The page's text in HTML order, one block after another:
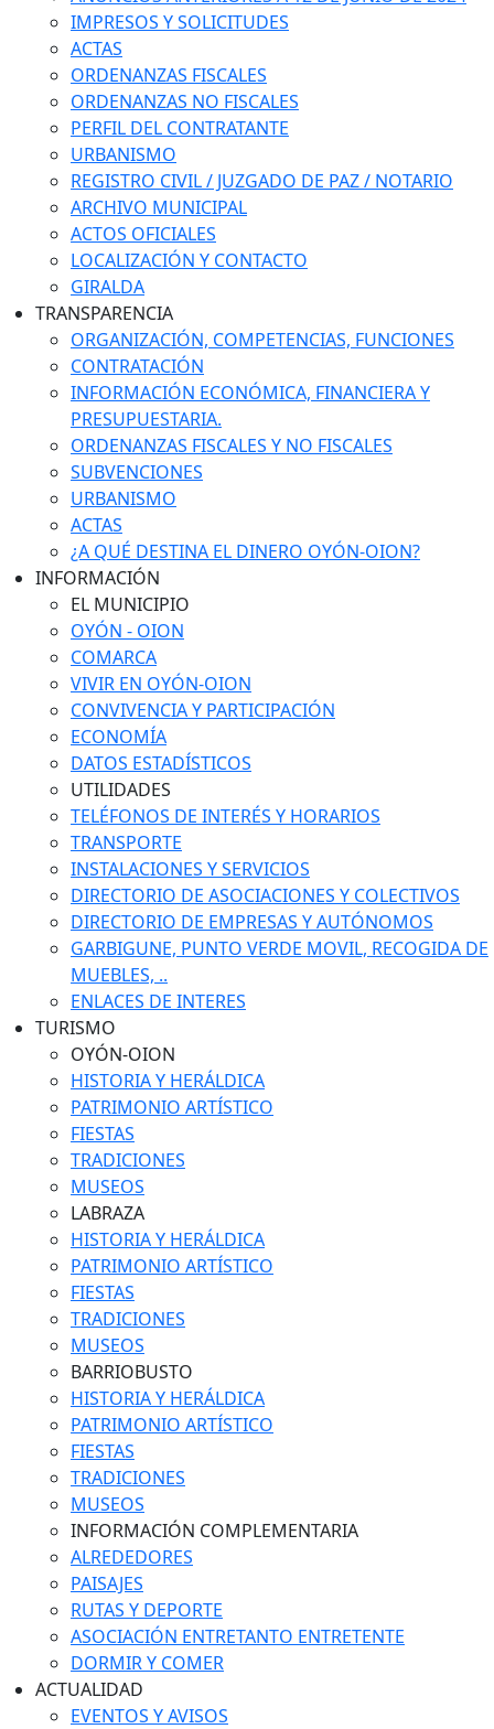
IMPRESOS Y SOLICITUDES
ACTAS
ORDENANZAS FISCALES
ORDENANZAS NO FISCALES
PERFIL DEL CONTRATANTE
URBANISMO
REGISTRO CIVIL / JUZGADO DE PAZ / NOTARIO
ARCHIVO MUNICIPAL
ACTOS OFICIALES
LOCALIZACIÓN Y CONTACTO
GIRALDA
TRANSPARENCIA
ORGANIZACIÓN, COMPETENCIAS, FUNCIONES
CONTRATACIÓN
INFORMACIÓN ECONÓMICA, FINANCIERA Y
PRESUPUESTARIA.
ORDENANZAS FISCALES Y NO FISCALES
SUBVENCIONES
URBANISMO
ACTAS
¿A QUÉ DESTINA EL DINERO OYÓN-OION?
INFORMACIÓN
EL MUNICIPIO
OYÓN - OION
COMARCA
VIVIR EN OYÓN-OION
CONVIVENCIA Y PARTICIPACIÓN
ECONOMÍA
DATOS ESTADÍSTICOS
UTILIDADES
TELÉFONOS DE INTERÉS Y HORARIOS
TRANSPORTE
INSTALACIONES Y SERVICIOS
DIRECTORIO DE ASOCIACIONES Y COLECTIVOS
DIRECTORIO DE EMPRESAS Y AUTÓNOMOS
GARBIGUNE, PUNTO VERDE MOVIL, RECOGIDA DE
MUEBLES, ..
ENLACES DE INTERES
TURISMO
OYÓN-OION
HISTORIA Y HERÁLDICA
PATRIMONIO ARTÍSTICO
FIESTAS
TRADICIONES
MUSEOS
LABRAZA
HISTORIA Y HERÁLDICA
PATRIMONIO ARTÍSTICO
FIESTAS
TRADICIONES
MUSEOS
BARRIOBUSTO
HISTORIA Y HERÁLDICA
PATRIMONIO ARTÍSTICO
FIESTAS
TRADICIONES
MUSEOS
INFORMACIÓN COMPLEMENTARIA
ALREDEDORES
PAISAJES
RUTAS Y DEPORTE
ASOCIACIÓN ENTRETANTO ENTRETENTE
DORMIR Y COMER
ACTUALIDAD
EVENTOS Y AVISOS